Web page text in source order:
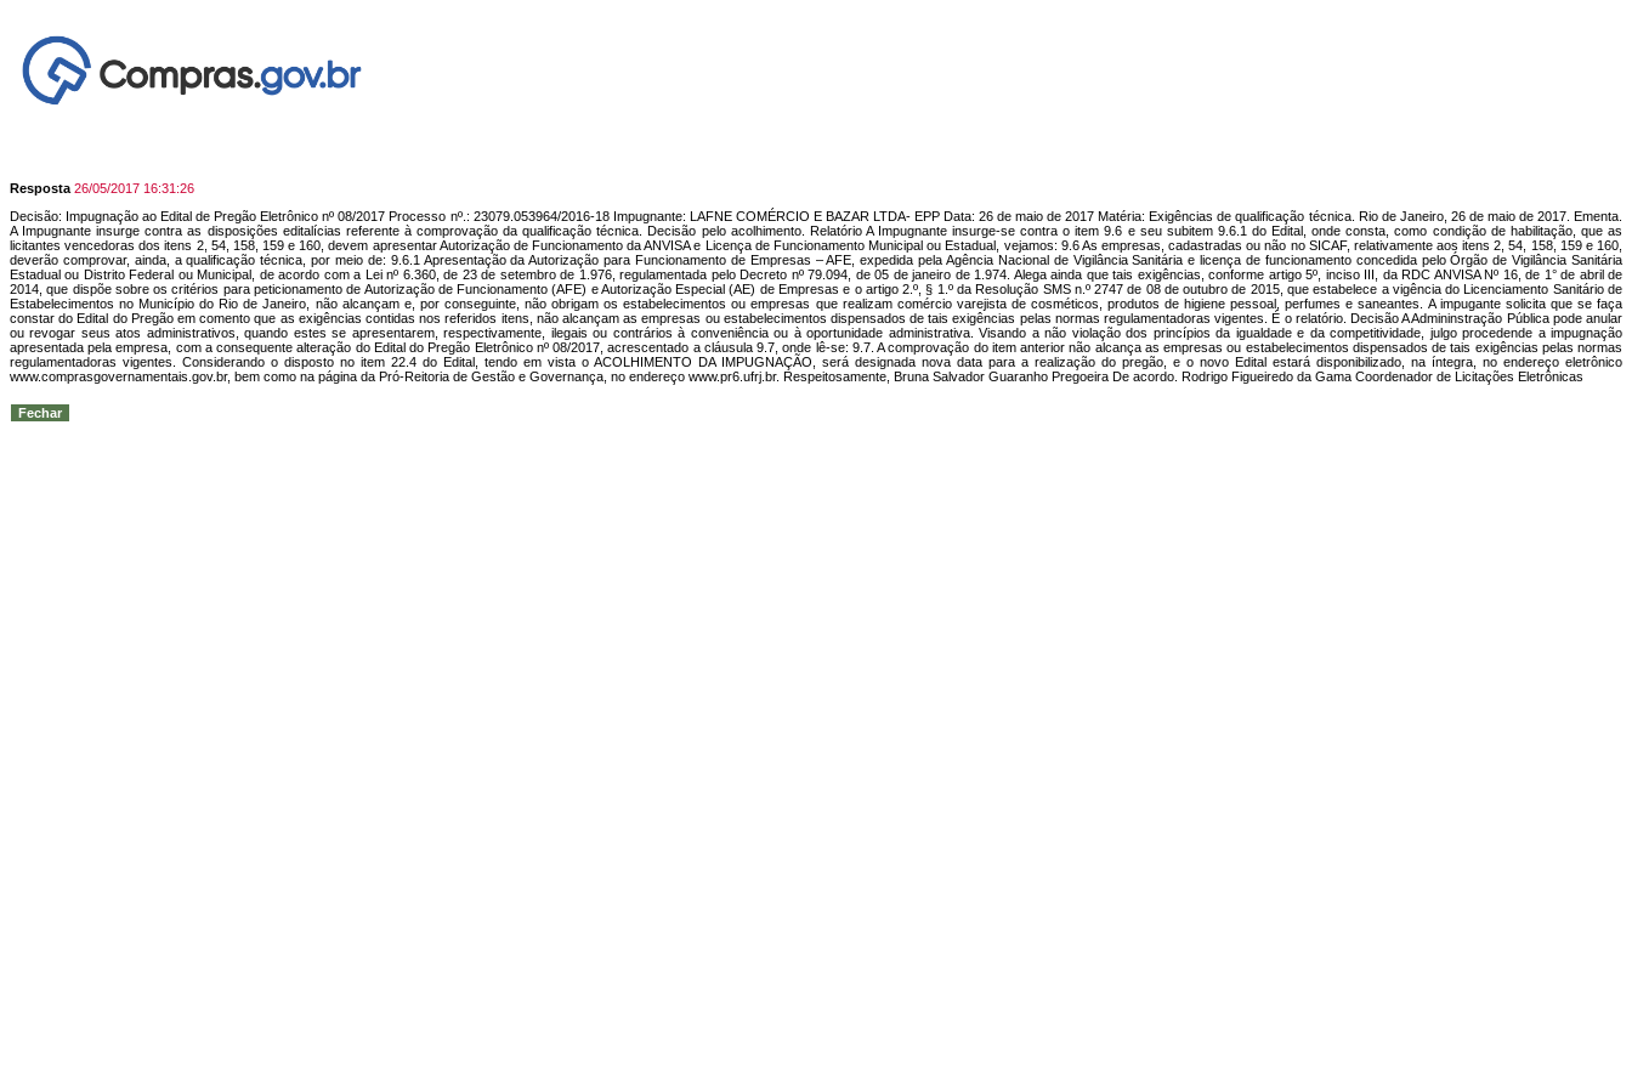
Resposta 26/05/2017 16:31:26
Decisão: Impugnação ao Edital de Pregão Eletrônico nº 08/2017 Processo nº.: 23079.053964/2016-18 Impugnante: LAFNE COMÉRCIO E BAZAR LTDA- EPP Data: 26 de maio de 2017 Matéria: Exigências de qualificação técnica. Rio de Janeiro, 26 de maio de 2017. Ementa.
A Impugnante insurge contra as disposições editalícias referente à comprovação da qualificação técnica. Decisão pelo acolhimento. Relatório A Impugnante insurge-se contra o item 9.6 e seu subitem 9.6.1 do Edital, onde consta, como condição de habilitação, que as
licitantes vencedoras dos itens 2, 54, 158, 159 e 160, devem apresentar Autorização de Funcionamento da ANVISA e Licença de Funcionamento Municipal ou Estadual, vejamos: 9.6 As empresas, cadastradas ou não no SICAF, relativamente aos itens 2, 54, 158, 159 e 160,
deverão comprovar, ainda, a qualificação técnica, por meio de: 9.6.1 Apresentação da Autorização para Funcionamento de Empresas – AFE, expedida pela Agência Nacional de Vigilância Sanitária e licença de funcionamento concedida pelo Órgão de Vigilância Sanitária
Estadual ou Distrito Federal ou Municipal, de acordo com a Lei nº 6.360, de 23 de setembro de 1.976, regulamentada pelo Decreto nº 79.094, de 05 de janeiro de 1.974. Alega ainda que tais exigências, conforme artigo 5º, inciso III, da RDC ANVISA Nº 16, de 1° de abril de
2014, que dispõe sobre os critérios para peticionamento de Autorização de Funcionamento (AFE) e Autorização Especial (AE) de Empresas e o artigo 2.º, § 1.º da Resolução SMS n.º 2747 de 08 de outubro de 2015, que estabelece a vigência do Licenciamento Sanitário de
Estabelecimentos no Município do Rio de Janeiro, não alcançam e, por conseguinte, não obrigam os estabelecimentos ou empresas que realizam comércio varejista de cosméticos, produtos de higiene pessoal, perfumes e saneantes. A impugante solicita que se faça
constar do Edital do Pregão em comento que as exigências contidas nos referidos itens, não alcançam as empresas ou estabelecimentos dispensados de tais exigências pelas normas regulamentadoras vigentes. É o relatório. Decisão A Admininstração Pública pode anular
ou revogar seus atos administrativos, quando estes se apresentarem, respectivamente, ilegais ou contrários à conveniência ou à oportunidade administrativa. Visando a não violação dos princípios da igualdade e da competitividade, julgo procedende a impugnação
apresentada pela empresa, com a consequente alteração do Edital do Pregão Eletrônico nº 08/2017, acrescentado a cláusula 9.7, onde lê-se: 9.7. A comprovação do item anterior não alcança as empresas ou estabelecimentos dispensados de tais exigências pelas normas
regulamentadoras vigentes. Considerando o disposto no item 22.4 do Edital, tendo em vista o ACOLHIMENTO DA IMPUGNAÇÃO, será designada nova data para a realização do pregão, e o novo Edital estará disponibilizado, na íntegra, no endereço eletrônico
www.comprasgovernamentais.gov.br, bem como na página da Pró-Reitoria de Gestão e Governança, no endereço www.pr6.ufrj.br. Respeitosamente, Bruna Salvador Guaranho Pregoeira De acordo. Rodrigo Figueiredo da Gama Coordenador de Licitações Eletrônicas